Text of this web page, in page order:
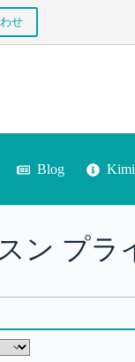
せ
Blog
ン プラ